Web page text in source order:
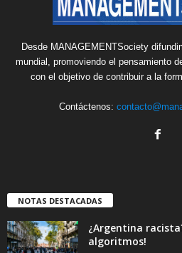
Desde MANAGEMENTSociety
mundial, promoviendo el pensamiento
con el objetivo de contribuir a la
Contáctenos:
NOTAS DESTACADAS
¿Argentina
algoritmos!